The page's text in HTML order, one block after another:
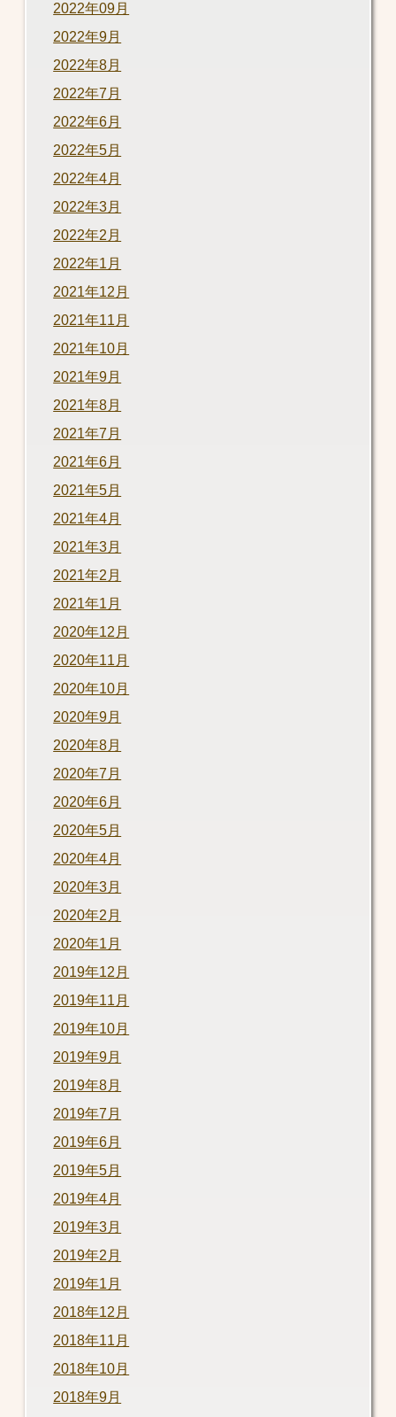
2022年09月
2022年9月
2022年8月
2022年7月
2022年6月
2022年5月
2022年4月
2022年3月
2022年2月
2022年1月
2021年12月
2021年11月
2021年10月
2021年9月
2021年8月
2021年7月
2021年6月
2021年5月
2021年4月
2021年3月
2021年2月
2021年1月
2020年12月
2020年11月
2020年10月
2020年9月
2020年8月
2020年7月
2020年6月
2020年5月
2020年4月
2020年3月
2020年2月
2020年1月
2019年12月
2019年11月
2019年10月
2019年9月
2019年8月
2019年7月
2019年6月
2019年5月
2019年4月
2019年3月
2019年2月
2019年1月
2018年12月
2018年11月
2018年10月
2018年9月